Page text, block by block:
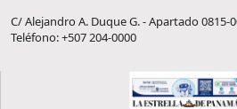
C/ Alejandro A. Duque G. - Apartado 0815-
Teléfono: +507 204-0000